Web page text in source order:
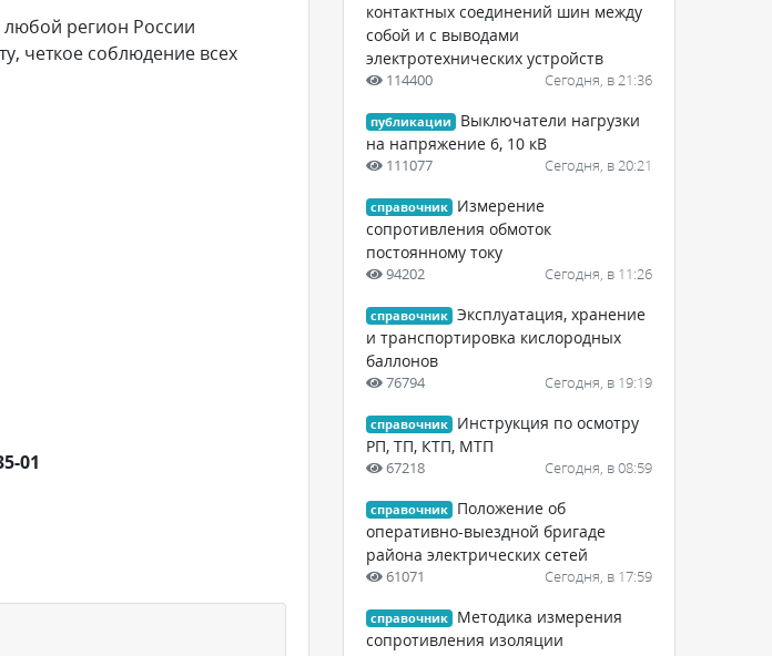
любой регион России
четкое соблюдение всех
01
контактных соединений шин между
собой и с выводами
электротехнических устройств
114400 Сегодня, в 21:36
публикации
Выключатели нагрузки
на напряжение 6, 10 кВ
111077 Сегодня, в 20:21
справочник
Измерение
сопротивления обмоток
постоянному току
94202 Сегодня, в 11:26
справочник Эксплуатация, хранение
и транспортировка кислородных
баллонов
76794 Сегодня, в 19:19
справочник
Инструкция по осмотру
РП, ТП, КТП, МТП
67218 Сегодня, в 08:59
справочник
Положение об
оперативно-выездной бригаде
района электрических сетей
61071 Сегодня, в 17:59
справочник
Методика измерения
сопротивления изоляции